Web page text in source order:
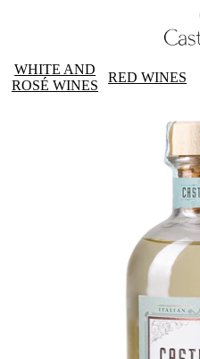
WHITE AND
ROSÉ WINES
RED WINES